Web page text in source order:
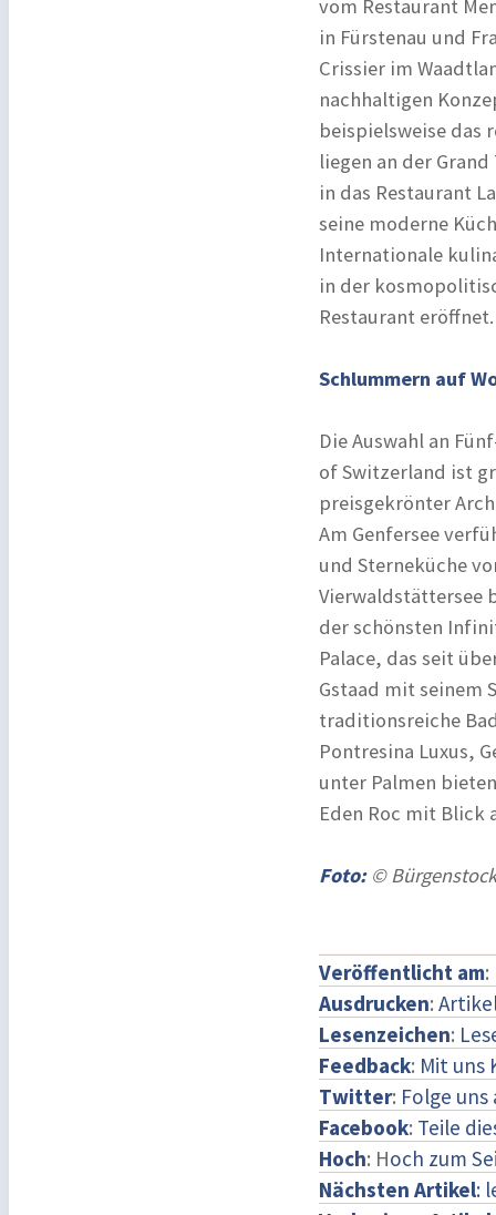
vom Restaurant
in Fürstenau und
Crissier im
nachhaltigen
beispielsweise das
liegen an der
in das Restaurant
seine moderne
Internationale
in der
Restaurant eröffnet.
Schlummern auf
Die Auswahl an
of Switzerland ist
preisgekrönter
Am Genfersee
und Sterneküche
Vierwaldstättersee
der schönsten
Palace, das seit
Gstaad mit seinem
traditionsreiche
Pontresina Luxus,
unter Palmen
Eden Roc mit Blick
Foto:© Bürgenstock
Veröffentlicht am:
Ausdrucken:
Lesenzeichen:
Feedback: Mit uns
Twitter: Folge
Facebook: Teile
Hoch: Hoch zum
Nächsten Artikel: